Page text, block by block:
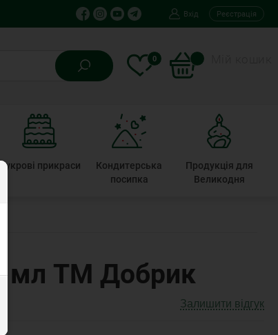
Вхід Реєстрація
0
Цукрові прикраси
Кондитерська
посипка
Продукція для
Великодня
мл ТМ Добрик
Залишити відгук